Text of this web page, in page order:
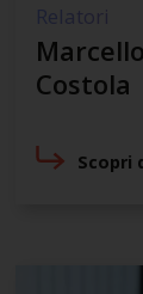
Relatori
Costola
Scopri